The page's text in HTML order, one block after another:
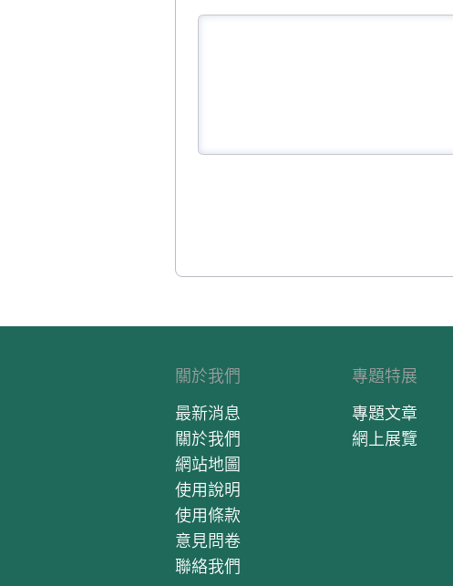
關於我們
最新消息
關於我們
網站地圖
使用說明
使用條款
意見問卷
聯絡我們
專題特展
專題文章
網上展覽